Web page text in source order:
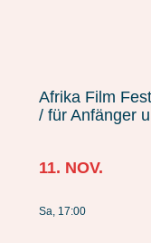
Afrika Film
/ für Anfänger
11. NOV.
Sa, 17:00